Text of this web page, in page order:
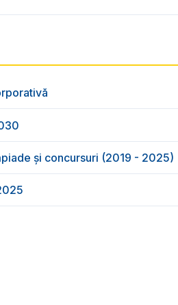
și concursuri (2019 - 2025)